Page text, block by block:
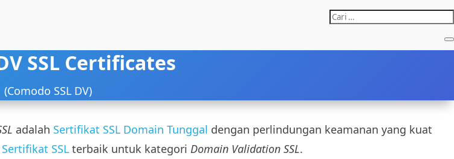
SSL Certificates
(Comodo SSL DV)
adalah Sertifikat SSL Domain Tunggal dengan perlindungan keamanan yang kuat
Sertifikat SSL terbaik untuk kategori Domain Validation SSL.